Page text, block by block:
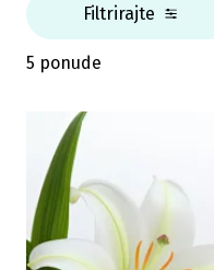
Filtrirajte
5 ponude